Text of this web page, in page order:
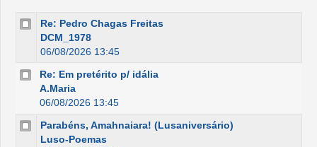
Re: Pedro Chagas Freitas
DCM_1978
06/08/2026 13:45
Re: Em pretérito p/ idália
A.Maria
06/08/2026 13:45
Parabéns, Amahnaiara! (Lusaniversário)
Luso-Poemas